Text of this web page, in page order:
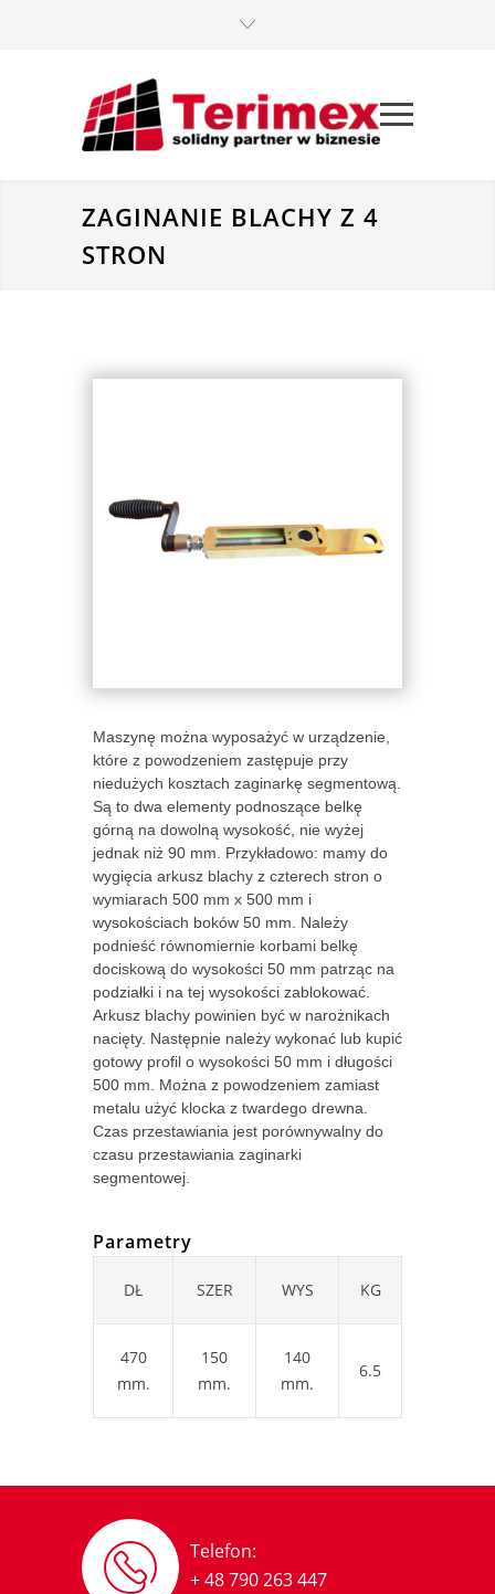
ZAGINANIE BLACHY Z 4
STRON
Maszynę można wyposażyć w urządzenie,
które z powodzeniem zastępuje przy
niedużych kosztach zaginarkę segmentową.
Są to dwa elementy podnoszące belkę
górną na dowolną wysokość, nie wyżej
jednak niż 90 mm. Przykładowo: mamy do
wygięcia arkusz blachy z czterech stron o
wymiarach 500 mm x 500 mm i
wysokościach boków 50 mm. Należy
podnieść równomiernie korbami belkę
dociskową do wysokości 50 mm patrząc na
podziałki i na tej wysokości zablokować.
Arkusz blachy powinien być w narożnikach
nacięty. Następnie należy wykonać lub kupić
gotowy profil o wysokości 50 mm i długości
500 mm. Można z powodzeniem zamiast
metalu użyć klocka z twardego drewna.
Czas przestawiania jest porównywalny do
czasu przestawiania zaginarki
segmentowej.
Parametry
DŁ SZER WYS KG
470
mm.
150
mm.
140
mm.
6.5
Telefon:
+ 48 790 263 447